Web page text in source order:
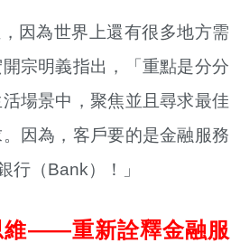
因為世界上還有很多地方需
宗明義指出，「重點是分分
場景中，聚焦並且尋求最佳
因為，客戶要的是金融服務
行（Bank）！」
維——重新詮釋金融服